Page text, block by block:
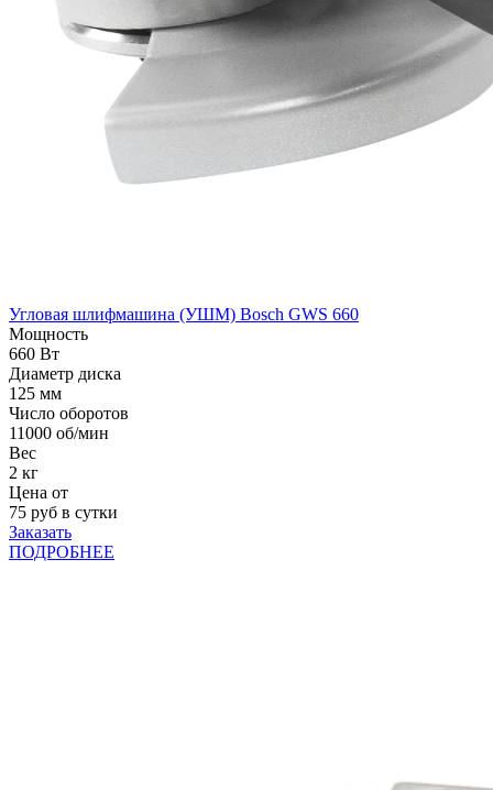
Угловая шлифмашина (УШМ) Bosch GWS 660
Мощность
660 Вт
Диаметр диска
125 мм
Число оборотов
11000 об/мин
Вес
2 кг
Цена от
75 руб в сутки
Заказать
ПОДРОБНЕЕ